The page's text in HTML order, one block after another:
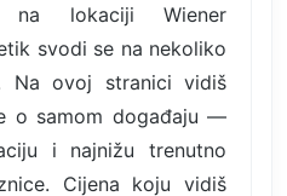
na lokaciji Wiener
svodi se na nekoliko
Na ovoj stranici vidiš
o samom događaju —
i najnižu trenutno
Cijena koju vidiš